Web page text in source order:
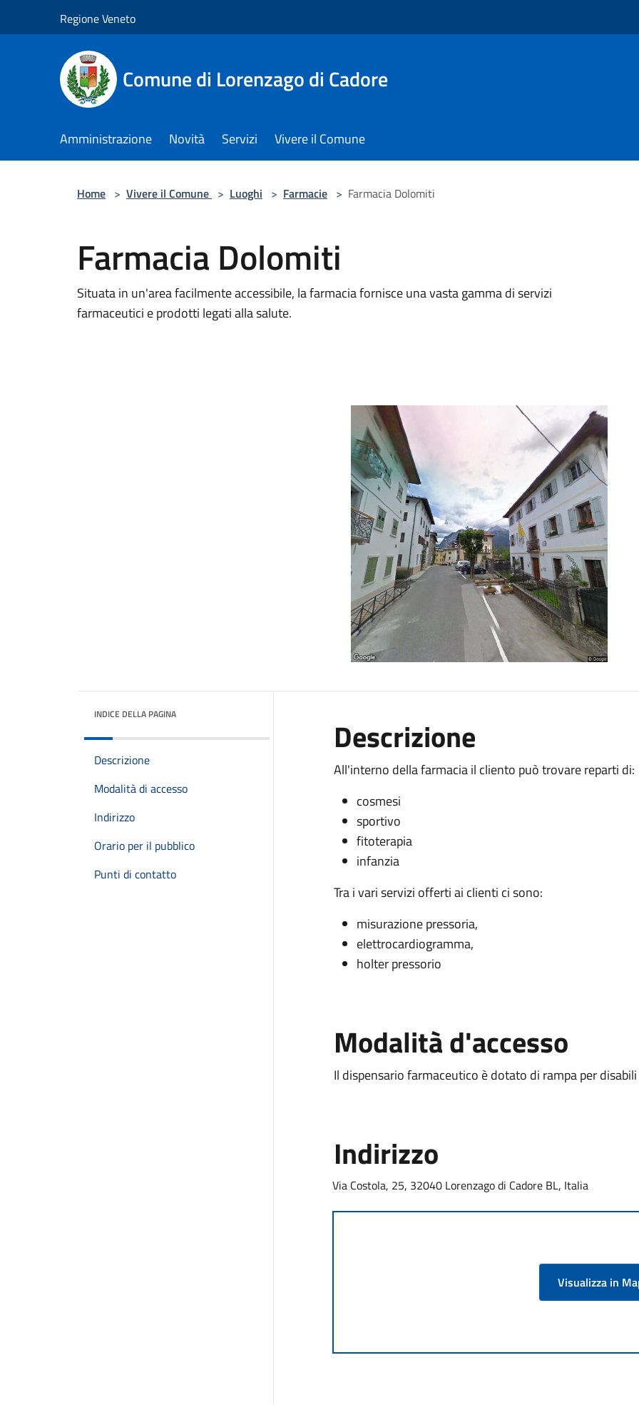
Regione Veneto
Comune di Lorenzago di Cadore
Amministrazione Novità Servizi Vivere il Comune
Home > Vivere il Comune > Luoghi > Farmacie > Farmacia Dolomiti
Farmacia Dolomiti
Situata in un'area facilmente accessibile, la farmacia fornisce una vasta gamma di servizi
farmaceutici e prodotti legati alla salute.
INDICE DELLA PAGINA
Descrizione
Modalità di accesso
Indirizzo
Orario per il pubblico
Punti di contatto
Descrizione
All'interno della farmacia il cliento può trovare reparti di:
cosmesi
sportivo
fitoterapia
infanzia
Tra i vari servizi offerti ai clienti ci sono:
misurazione pressoria,
elettrocardiogramma,
holter pressorio
Modalità d'accesso
Il dispensario farmaceutico è dotato di rampa per disabili
Indirizzo
Via Costola, 25, 32040 Lorenzago di Cadore BL, Italia
Visualizza in